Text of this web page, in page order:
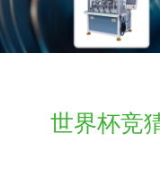
世界杯竞